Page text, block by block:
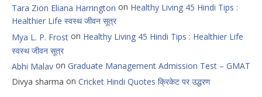
Tara Zion Eliana Harrington on Healthy Living 45 Hindi Tips :
Healthier Life स्वस्थ जीवन सूत्र
Mya L. P. Frost on Healthy Living 45 Hindi Tips : Healthier Life
स्वस्थ जीवन सूत्र
Abhi Malav on Graduate Management Admission Test – GMAT
Divya sharma on Cricket Hindi Quotes क्रिकेट पर उद्धरण